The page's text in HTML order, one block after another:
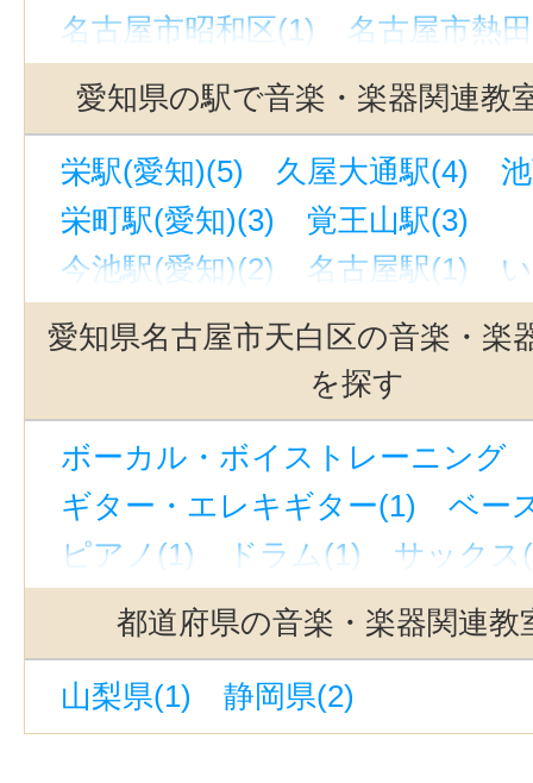
名古屋市昭和区(1)
名古屋市熱
名古屋市中川区(4)
名古屋市港
名古屋市守山区(1)
名古屋市緑
豊橋市(1)
春日井市(1)
津島市
常滑市(1)
海部郡蟹江町(1)
愛知県の駅で音楽・楽器関連教
栄駅(愛知)(5) 久屋大通駅(4)
栄町駅(愛知)(3)
覚王山駅(3)
今池駅(愛知)(2)
名古屋駅(1)
近鉄八田駅(1)
吹上駅(愛知)(1)
豊橋駅(1)
名鉄名古屋駅(1)
鳴子北駅(1)
新栄町駅(愛知)(1)
守山自衛隊前
南荒子駅(1)
新豊橋駅(1)
高岳
小牧口駅(1)
国際センター駅(1)
相生山駅(1)
伏屋駅(1)
神宮前
砂田橋駅(1)
中島駅(愛知)(1)
蟹江駅(1)
金山駅(愛知)(1)
愛知県名古屋市天白区の音楽・楽
を探す
ボーカル・ボイストレーニング
ギター・エレキギター(1)
ベー
ピアノ(1)
ドラム(1)
サックス
都道府県の音楽・楽器関連教
山梨県(1) 静岡県(2)